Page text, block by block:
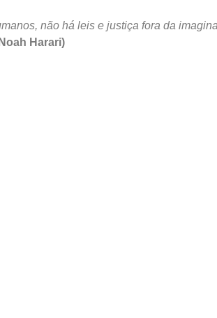
não há leis e justiça fora da
Harari)